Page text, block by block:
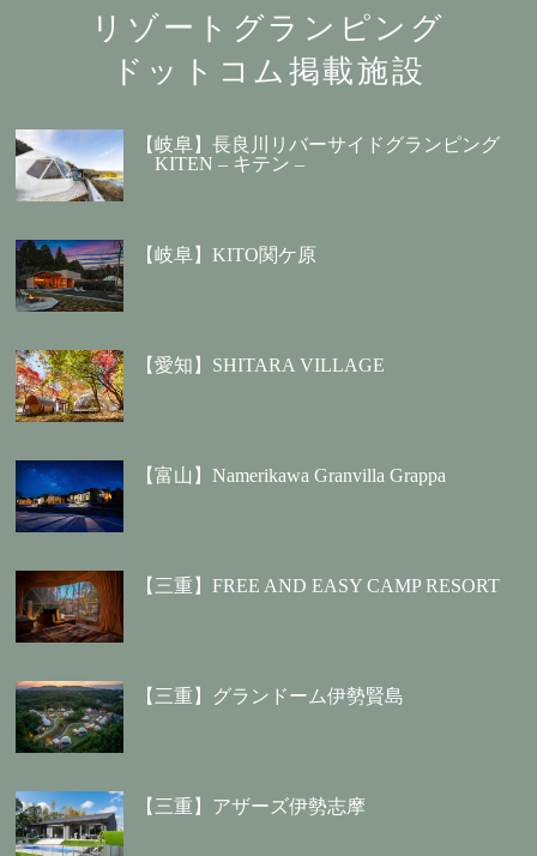
リゾートグランピング
ドットコム掲載施設
【岐阜】長良川リバーサイドグランピング
KITEN – キテン –
【岐阜】KITO関ケ原
【愛知】SHITARA VILLAGE
【富山】Namerikawa Granvilla Grappa
【三重】FREE AND EASY CAMP RESORT
【三重】グランドーム伊勢賢島
【三重】アザーズ伊勢志摩